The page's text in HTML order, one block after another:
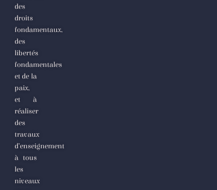
des
droits
fondamentaux,
des
libertés
fondamentales
et de la
paix,
et à
réaliser
des
travaux
d’enseignement
à tous
les
niveaux